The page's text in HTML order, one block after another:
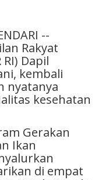
--
Rakyat
Dapil
kembali
nyatanya
kesehatan
Gerakan
Ikan
di empat